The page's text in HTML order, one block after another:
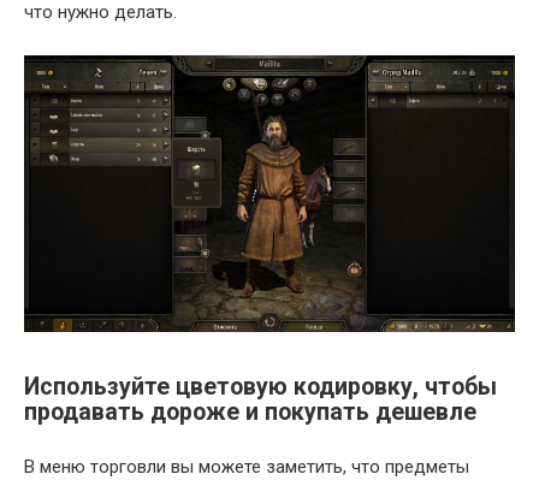
что нужно делать.
Используйте цветовую кодировку, чтобы
продавать дороже и покупать дешевле
В меню торговли вы можете заметить, что предметы